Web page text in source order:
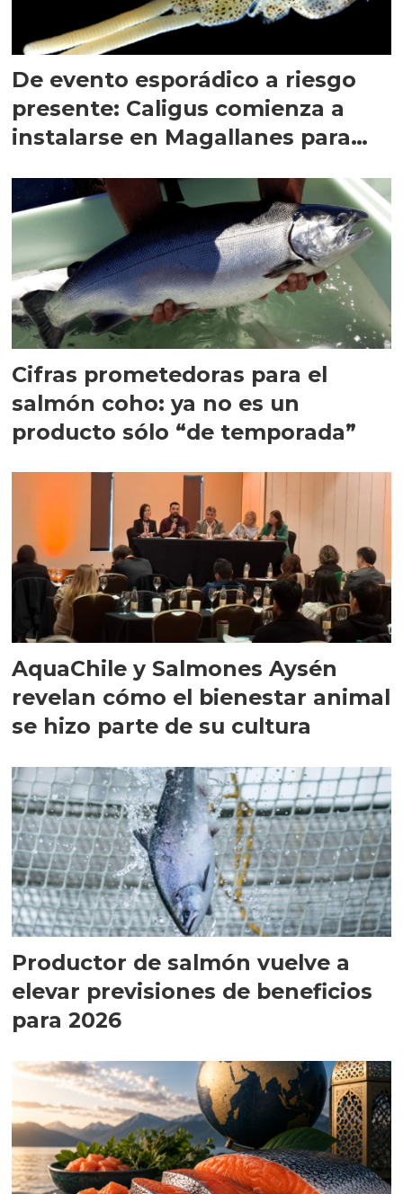
De evento esporádico a riesgo
presente: Caligus comienza a
instalarse en Magallanes para
Cifras prometedoras para el
salmón coho: ya no es un
producto sólo “de temporada”
AquaChile y Salmones Aysén
revelan cómo el bienestar animal
se hizo parte de su cultura
Productor de salmón vuelve a
elevar previsiones de beneficios
para 2026